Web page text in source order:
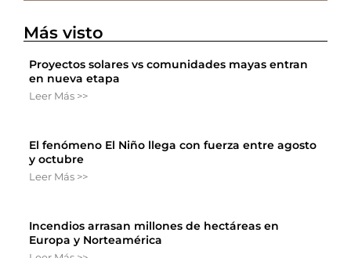
Más visto
Proyectos solares vs comunidades mayas entran
en nueva etapa
Leer Más >>
El fenómeno El Niño llega con fuerza entre agosto
y octubre
Leer Más >>
Incendios arrasan millones de hectáreas en
Europa y Norteamérica